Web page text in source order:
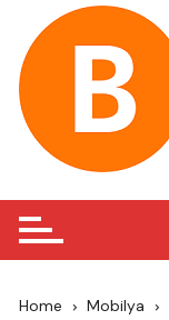
content
Home Mobilya